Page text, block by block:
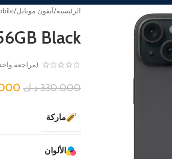
الرئيسية/آيفون موبايل/
Black
(مراجعة
330.000د.ك
ماركة
الألوان